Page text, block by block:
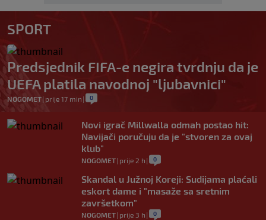
SPORT
Predsjednik FIFA-e negira tvrdnju da je
UEFA platila navodnoj "ljubavnici"
NOGOMET| prije 17 min | 0
Novi igrač Millwalla odmah postao hit:
Navijači poručuju da je "stvoren za ovaj
klub"
NOGOMET| prije 2 h | 0
Skandal u Južnoj Koreji: Sudijama plaćali
eskort dame i "masaže sa sretnim
završetkom"
NOGOMET| prije 3 h | 0